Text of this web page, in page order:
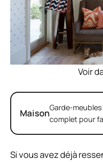
Voir
MaisonGarde-
complet pour
Si vous avez déjà